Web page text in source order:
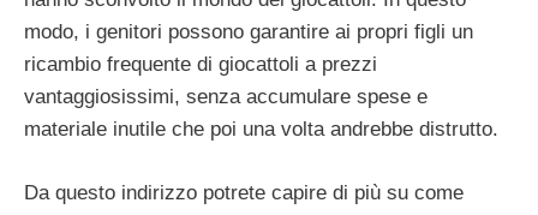
modo, i genitori possono garantire ai propri figli un
ricambio frequente di giocattoli a prezzi
vantaggiosissimi, senza accumulare spese e
materiale inutile che poi una volta andrebbe distrutto.
Da questo indirizzo potrete capire di più su come